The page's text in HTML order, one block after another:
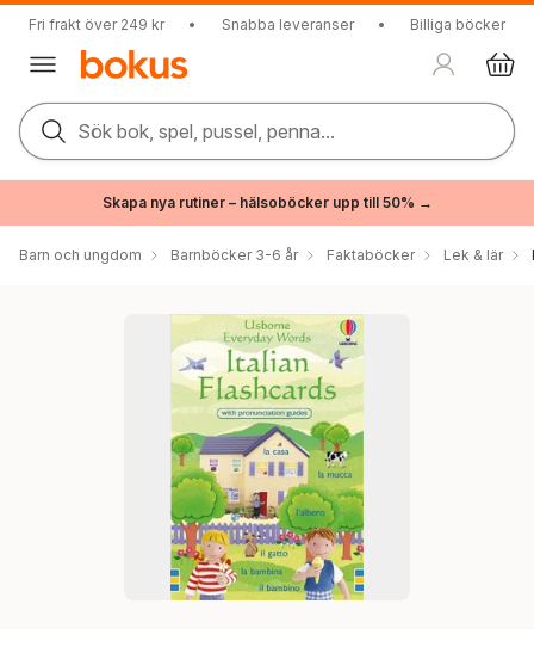
Fri frakt över 249 kr • Snabba leveranser • Billiga böcker
Sök bok, spel, pussel, penna...
Skapa nya rutiner – hälsoböcker upp till 50% →
Barn och ungdom Barnböcker 3-6 år Faktaböcker Lek & lär